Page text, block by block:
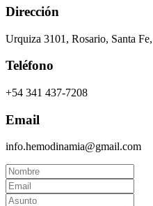
Dirección
Urquiza 3101, Rosario, Santa
Teléfono
+54 341 437-7208
Email
info.hemodinamia@gmail.com